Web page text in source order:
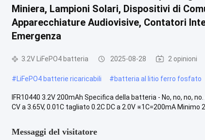
Miniera, Lampioni Solari, Dispositivi di
Apparecchiature Audiovisive, Contatori
Emergenza
3.2V LiFePO4 batteria 2025-08-28 2 opinioni
#LiFePO4 batterie ricaricabili #batteria al litio ferro fosfato
IFR10440 3.2V 200mAh Specifica della batteria - No, no, no,
CV a 3.65V, 0.01C tagliato 0.2C DC a 2.0V ※1C=200mA Minimo
Messaggi del visitatore